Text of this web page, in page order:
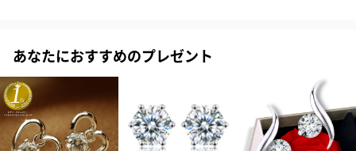
金属アレルギー対応
クレメンティアのジュエリーはニッケル、コバルト、クロムを含
まない金属アレルギー対応の商品です。
あなたにおすすめのプレゼント